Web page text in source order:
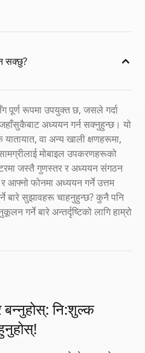
सक्छु?
पूर्ण रूपमा उपयुक्त छ, जसले गर्दा
अध्ययन गर्न सक्नुहुन्छ। यो
वा अन्य खाली क्षणहरूमा,
मोबाइल उपकरणहरूको
जस्तै गुणस्तर र अध्ययन संगठन
आफ्नो फोनमा अध्ययन गर्ने उत्तम
बारे सुझावहरू चाहनुहुन्छ? कुनै पनि
गर्ने बारे अन्तर्दृष्टिको लागि हाम्रो
बन्नुहोस्: नि:शुल्क